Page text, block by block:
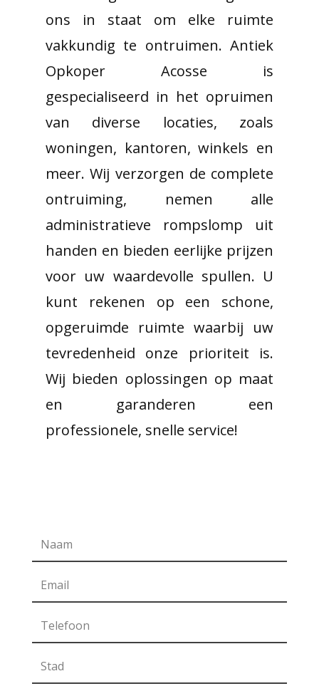
ons in staat om elke ruimte
vakkundig te ontruimen. Antiek
Opkoper Acosse is
gespecialiseerd in het opruimen
van diverse locaties, zoals
woningen, kantoren, winkels en
meer. Wij verzorgen de complete
ontruiming, nemen alle
administratieve rompslomp uit
handen en bieden eerlijke prijzen
voor uw waardevolle spullen. U
kunt rekenen op een schone,
opgeruimde ruimte waarbij uw
tevredenheid onze prioriteit is.
Wij bieden oplossingen op maat
en garanderen een
professionele, snelle service!